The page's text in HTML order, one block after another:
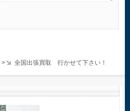
> 全国出張買取 行かせて下さい！